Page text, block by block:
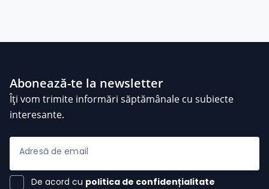
Abonează-te la newsletter
Îți vom trimite informări săptămânale cu subiecte
interesante.
Adresă de email
De acord cu politica de confidențialitate